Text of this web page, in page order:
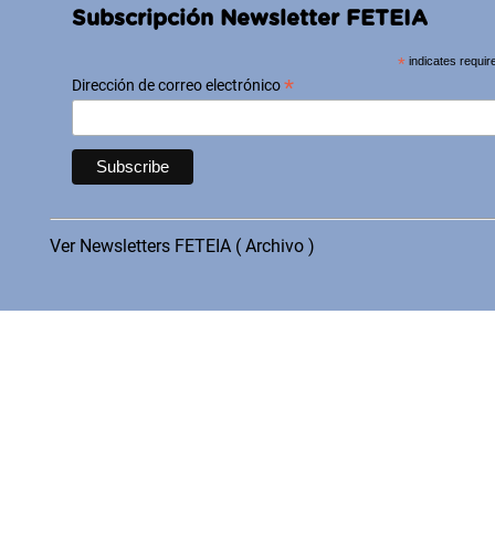
Subscripción Newsletter FETEIA
* indicates
Dirección de correo electrónico*
Ver Newsletters FETEIA ( Archivo )